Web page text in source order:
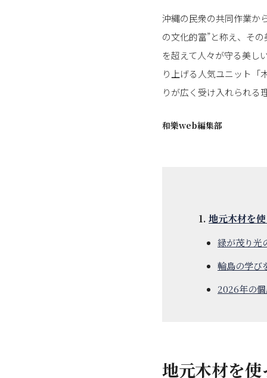
沖縄の民衆の共同作業か
の文化的富”と称え、そ
を超えて人々が守る美し
り上げる人気ユニット「
りが広く受け入れられる
和樂web編集部
地元木材を
緑が茂り光
輪島の学び
2026年の
地元木材を